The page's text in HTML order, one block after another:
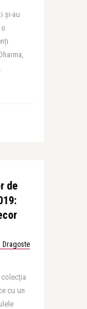
și-au
de
Dragoste
colecția
cu un